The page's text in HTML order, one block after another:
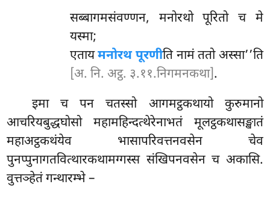
सब्बागमसंवण्णन, मनोरथो पूरितो च मे
यस्मा;
एतायमनोरथ पूरणीति नामं ततो अस्सा’’ति
[अ. नि. अट्ठ. ३.११.निगमनकथा].
इमा च पन चतस्सो आगमट्ठकथायो कुरुमानो
आचरियबुद्धघोसो महामहिन्दत्थेरेनाभतं मूलट्ठकथासङ्खातं
महाअट्ठकथंयेव भासापरिवत्तनवसेन चेव
पुनप्पुनागतवित्थारकथामग्गस्स संखिपनवसेन च अकासि.
वुत्तञ्हेतं गन्थारम्भे –